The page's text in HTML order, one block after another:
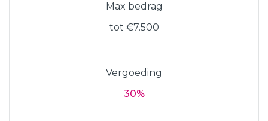
Max bedrag
tot €7.500
Vergoeding
30%